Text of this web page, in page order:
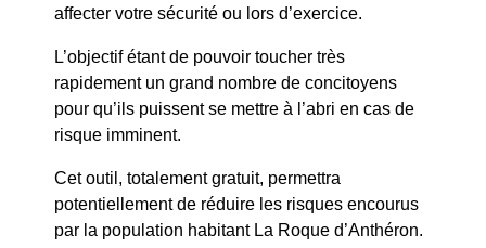
CONSEIL MUNICIPAL DU 9 JUILLET 2026
affecter votre sécurité ou lors d’exercice.
L’objectif étant de pouvoir toucher très
rapidement un grand nombre de concitoyens
pour qu’ils puissent se mettre à l’abri en cas de
risque imminent.
Cet outil, totalement gratuit, permettra
potentiellement de réduire les risques encourus
par la population habitant La Roque d’Anthéron.